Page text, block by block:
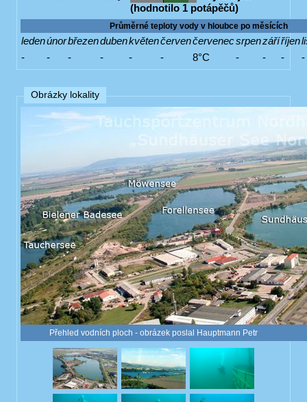
(hodnotilo 1 potápěčů)
Průměrné teploty vody v hloubce po měsících
ledenúnorbřezendubenkvětenčervenčervenecsrpenzáříříjen
-
- - - - - 8°C - - - -
Obrázky lokality
Přehled vodních ploch - obrázek poslal Hauptmann Petr